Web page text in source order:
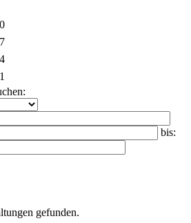
bis:
gefunden.